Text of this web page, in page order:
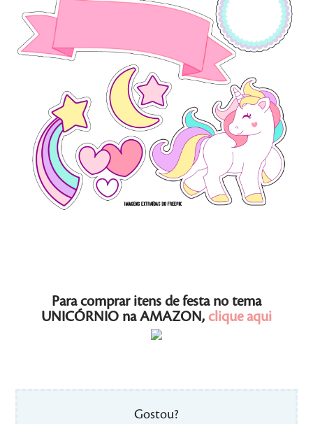
Para comprar itens de festa no tema
UNICÓRNIO na AMAZON, clique aqui
Gostou?